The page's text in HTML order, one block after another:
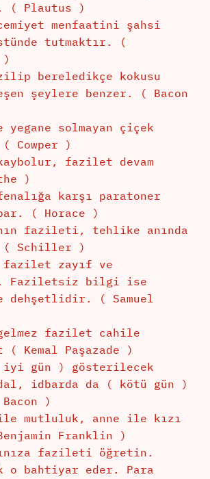
( Plautus )
menfaatini şahsi
tutmaktır. (
)
bereledikçe kokusu
şeylere benzer. ( Bacon
yegane solmayan çiçek
)
fazilet devam
)
karşı paratoner
( Horace )
fazileti, tehlike anında
Schiller )
zayıf ve
Faziletsiz bilgi ise
( Samuel
fazilet cahile
( Kemal Paşazade )
gün ) gösterilecek
idbarda da ( kötü gün )
)
mutluluk, anne ile kızı
Franklin )
fazileti öğretin.
o bahtiyar eder. Para